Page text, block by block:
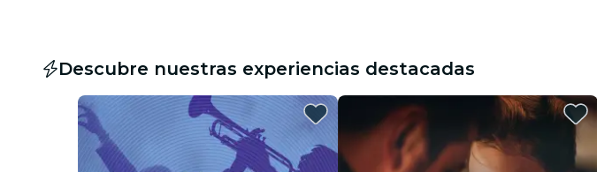
Descubre nuestras experiencias destacadas